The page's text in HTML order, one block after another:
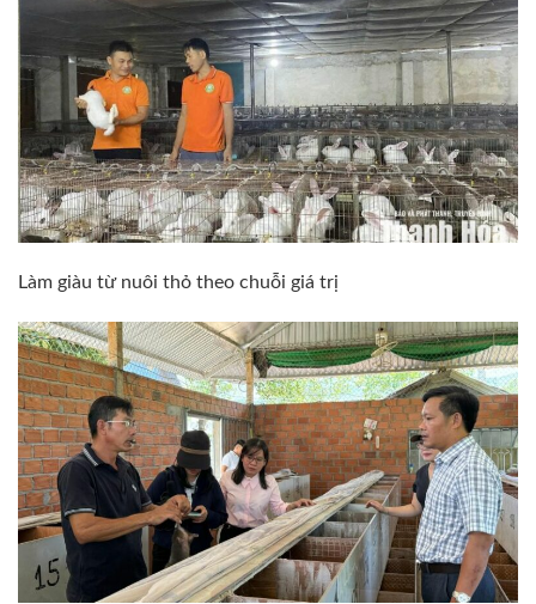
Làm giàu từ nuôi thỏ theo chuỗi giá trị